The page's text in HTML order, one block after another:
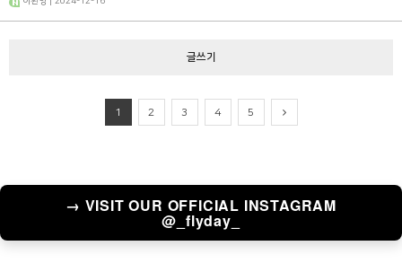
글쓰기
1 2 3 4 5
→ VISIT OUR OFFICIAL INSTAGRAM
@_flyday_